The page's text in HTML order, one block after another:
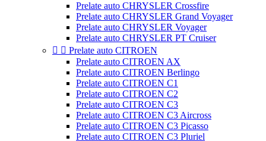
Prelate auto CHRYSLER Crossfire
Prelate auto CHRYSLER Grand Voyager
Prelate auto CHRYSLER Voyager
Prelate auto CHRYSLER PT Cruiser
  Prelate auto CITROEN
Prelate auto CITROEN AX
Prelate auto CITROEN Berlingo
Prelate auto CITROEN C1
Prelate auto CITROEN C2
Prelate auto CITROEN C3
Prelate auto CITROEN C3 Aircross
Prelate auto CITROEN C3 Picasso
Prelate auto CITROEN C3 Pluriel